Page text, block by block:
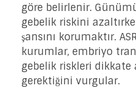
göre belirlenir.
gebelik riskini
şansını korumaktır.
kurumlar, embriyo
gebelik riskleri dikkate
gerektiğini vurgular.